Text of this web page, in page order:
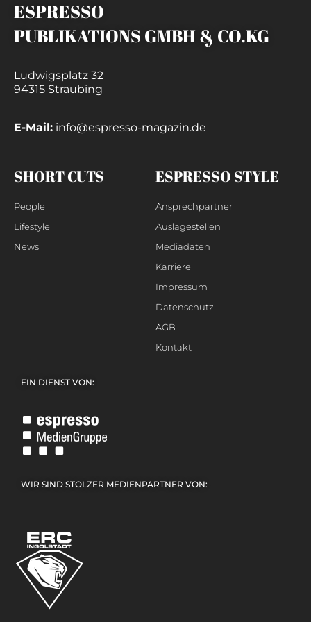
ESPRESSO
PUBLIKATIONS GMBH & CO.KG
Ludwigsplatz 32
94315 Straubing
E-Mail: info@espresso-magazin.de
SHORT CUTS
People
Lifestyle
News
ESPRESSO STYLE
Ansprechpartner
Auslagestellen
Mediadaten
Karriere
Impressum
Datenschutz
AGB
Kontakt
EIN DIENST VON:
WIR SIND STOLZER MEDIENPARTNER VON: